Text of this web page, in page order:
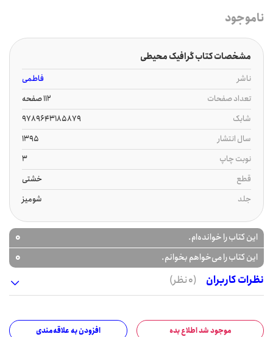
ناموجود
مشخصات کتاب گرافیک محیطی
ناشر
فاطمی
تعداد صفحات
112 صفحه
شابک
9789643185879
سال انتشار
1395
نوبت چاپ
3
قطع
خشتی
جلد
شومیز
این کتاب را خوانده‌ام. 0
این کتاب را می‌خواهم بخوانم.
0
نظرات کاربران
(0 نظر)
موجود شد اطلاع بده افزودن به علاقه‌مندی